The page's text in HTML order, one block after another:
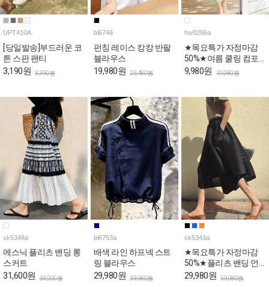
UPT410A
[당일발송]부드러운 코
튼 스판 팬티
3,190원 3,390원
bl6746
펀칭 레이스 캉캉 반팔
블라우스
19,980원 23,480원
hw0296a
★목요특가 자정마감
50%★여름 쿨링 컴포
트 브라패드 홈웨어 세
9,980원 19,980원
sk5348a
에스닉 플리츠 밴딩 롱
스커트
31,600원 33,900원
bl6753a
배색 라인 하프넥 스트
링 블라우스
29,980원 39,980원
sk5343a
★목요특가 자정마감
50%★플리츠 밴딩 언
발 미디 팬츠
29,980원 59,980원